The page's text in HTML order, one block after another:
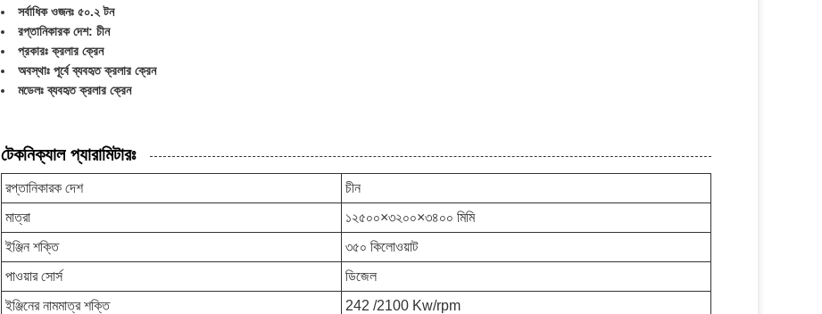
সর্বাধিক ওজনঃ ৫০.২ টন
রপ্তানিকারক দেশ: চীন
প্রকারঃ ক্রলার ক্রেন
অবস্থাঃ পূর্বে ব্যবহৃত ক্রলার ক্রেন
মডেলঃ ব্যবহৃত ক্রলার ক্রেন
টেকনিক্যাল প্যারামিটারঃ
রপ্তানিকারক দেশ
চীন
মাত্রা
১২৫০০×৩২০০×৩৪০০ মিমি
ইঞ্জিন শক্তি
৩৫০ কিলোওয়াট
পাওয়ার সোর্স
ডিজেল
ইঞ্জিনের নামমাত্র শক্তি
242 /2100 Kw/rpm